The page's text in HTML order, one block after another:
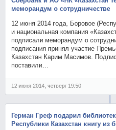
меморандум о сотрудничестве
12 июня 2014 года, Боровое
и национальная компания
подписали меморандум о
подписания принял участие
Казахстан Карим Масимов.
поставили…
12 июня 2014, четверг 19:50
Герман Греф подарил
Республики Казахстан книгу из